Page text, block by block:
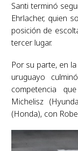
Santi terminó
Ehrlacher, quien
posición de
tercer lugar.
Por su parte, en
uruguayo
competencia
Michelisz
(Honda), con